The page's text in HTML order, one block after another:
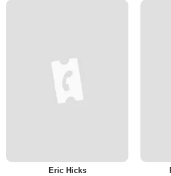
Eric Hicks